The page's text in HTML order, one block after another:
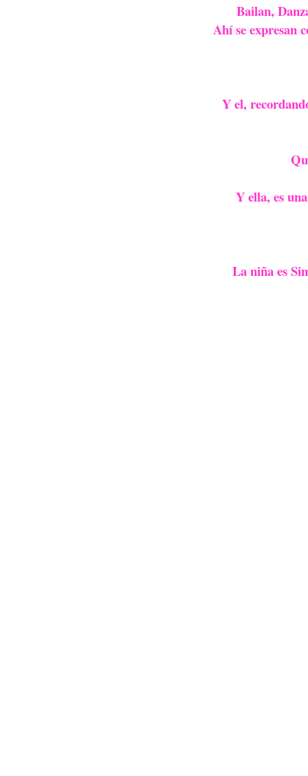
Bailan,
Ahí­ se expresan
Y el,
Y ella, es
La niña es